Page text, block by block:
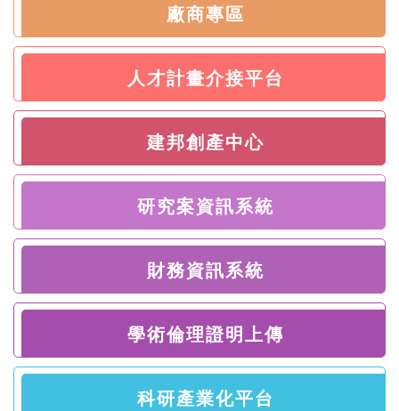
廠商專區
人才計畫介接平台
建邦創產中心
研究案資訊系統
財務資訊系統
學術倫理證明上傳
科研產業化平台